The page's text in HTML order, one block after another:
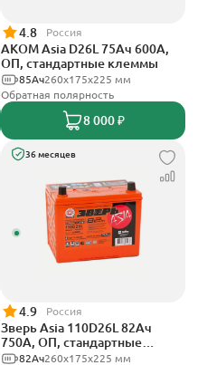
4.8 Россия
АКОМ Asia D26L 75Ач 600А,
ОП, стандартные клеммы
260x175x225 мм
85Ач
Обратная полярность
8 000 ₽
36 месяцев
4.9 Россия
Зверь Asia 110D26L 82Ач
750А, ОП, стандартные
клеммы260x175x225 мм
82Ач